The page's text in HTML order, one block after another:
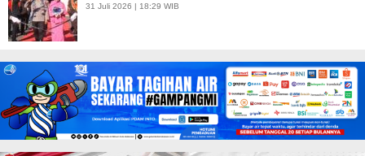
31 Juli 2026 | 18:29 WIB